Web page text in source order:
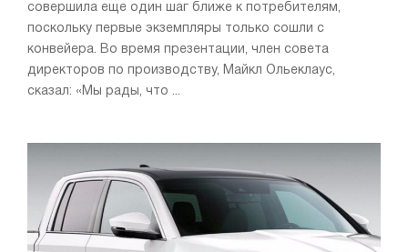
совершила еще один шаг ближе к потребителям,
поскольку первые экземпляры только сошли с
конвейера. Во время презентации, член совета
директоров по производству, Майкл Ольеклаус,
сказал: «Мы рады, что ...